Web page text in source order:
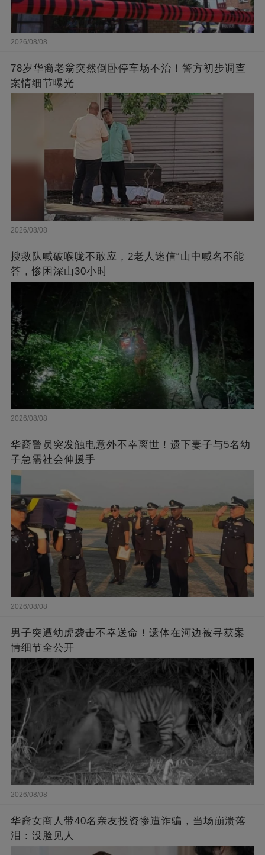
2026/08/08
78岁华裔老翁突然倒卧停车场不治！警方初步调查
案情细节曝光
2026/08/08
搜救队喊破喉咙不敢应，2老人迷信“山中喊名不能
答，惨困深山30小时
2026/08/08
华裔警员突发触电意外不幸离世！遗下妻子与5名幼
子急需社会伸援手
2026/08/08
男子突遭幼虎袭击不幸送命！遗体在河边被寻获案
情细节全公开
2026/08/08
华裔女商人带40名亲友投资惨遭诈骗，当场崩溃落
泪：没脸见人